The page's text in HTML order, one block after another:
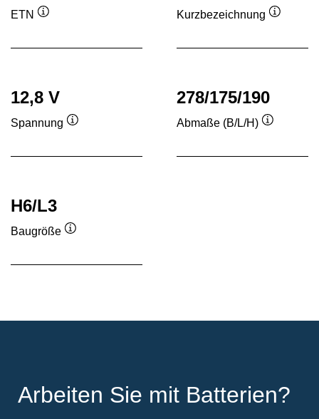
ETN
Kurzbezeichnung
12,8 V
Spannung
278/175/190
Abmaße (B/L/H)
H6/L3
Baugröße
Arbeiten Sie mit Batterien?